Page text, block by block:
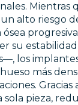
Mientras
alto riesgo
ósea
su
los
más
sola pieza,